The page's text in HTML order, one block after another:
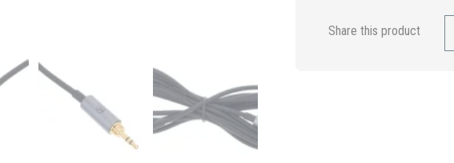
Share this product